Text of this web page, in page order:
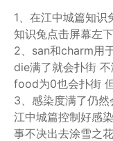
1、在江中城篇知识
知识兔点击屏幕左
2、san和charm用
die满了就会扑街 不
food为0也会扑街
3、感染度满了仍
江中城篇控制好感
事不决出去涂雪之